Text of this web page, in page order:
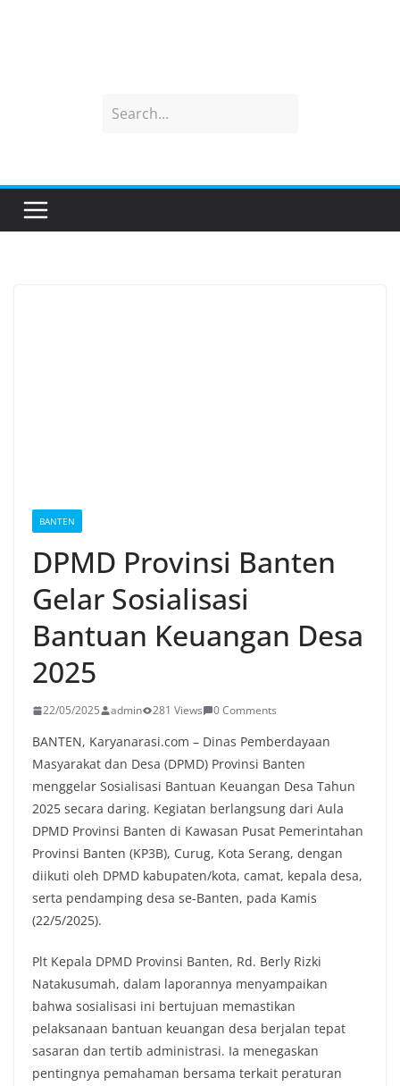
BANTEN
DPMD Provinsi Banten
Gelar Sosialisasi
Bantuan Keuangan Desa
2025
22/05/2025 admin 281 Views 0 Comments
BANTEN, Karyanarasi.com – Dinas Pemberdayaan
Masyarakat dan Desa (DPMD) Provinsi Banten
menggelar Sosialisasi Bantuan Keuangan Desa Tahun
2025 secara daring. Kegiatan berlangsung dari Aula
DPMD Provinsi Banten di Kawasan Pusat Pemerintahan
Provinsi Banten (KP3B), Curug, Kota Serang, dengan
diikuti oleh DPMD kabupaten/kota, camat, kepala desa,
serta pendamping desa se-Banten, pada Kamis
(22/5/2025).
Plt Kepala DPMD Provinsi Banten, Rd. Berly Rizki
Natakusumah, dalam laporannya menyampaikan
bahwa sosialisasi ini bertujuan memastikan
pelaksanaan bantuan keuangan desa berjalan tepat
sasaran dan tertib administrasi. Ia menegaskan
pentingnya pemahaman bersama terkait peraturan